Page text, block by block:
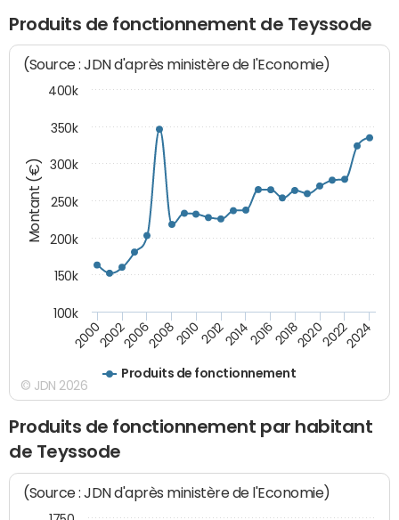
Produits de fonctionnement de Teyssode
Montant (€)
(Source : JDN d'après ministère de l'Economie)
Produits de fonctionnement
200020022006200820102012201420162018202020222024
100k
150k
200k
250k
300k
350k
400k
© JDN 2026
Produits de fonctionnement par habitant
de Teyssode
(Source : JDN d'après ministère de l'Economie)